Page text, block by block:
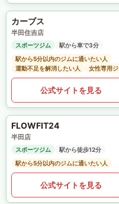
カーブス
半田住吉店
スポーツジム
駅から車で3分
駅から5分以内のジムに通いたい人
運動不足を解消したい人
女性専用
公式サイトを見る
FLOWFIT24
半田店
スポーツジム
駅から徒歩12分
駅から5分以内のジムに通いたい人
公式サイトを見る